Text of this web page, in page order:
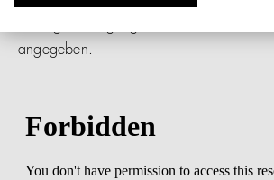
angegeben.